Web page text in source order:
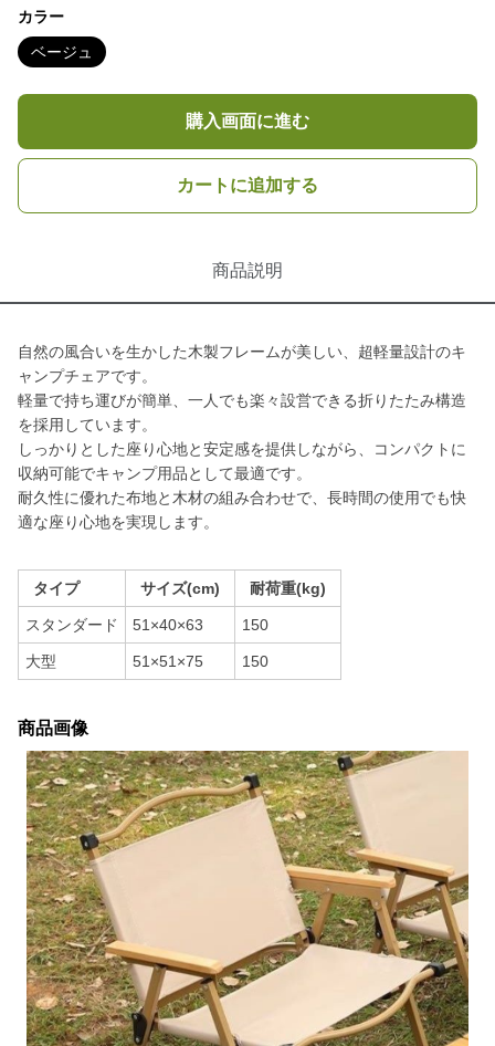
カラー
ベージュ
購入画面に進む
カートに追加する
商品説明
自然の風合いを生かした木製フレームが美しい、超軽量設計のキ
ャンプチェアです。
軽量で持ち運びが簡単、一人でも楽々設営できる折りたたみ構造
を採用しています。
しっかりとした座り心地と安定感を提供しながら、コンパクトに
収納可能でキャンプ用品として最適です。
耐久性に優れた布地と木材の組み合わせで、長時間の使用でも快
適な座り心地を実現します。
タイプ サイズ(cm) 耐荷重(kg)
スタンダード 51×40×63 150
大型 51×51×75 150
商品画像